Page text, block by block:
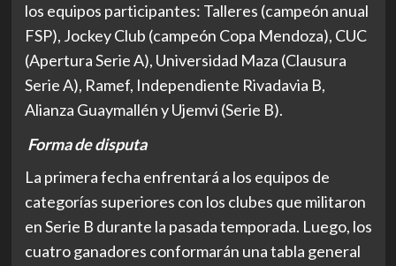
los equipos participantes: Talleres (campeón anual
FSP), Jockey Club (campeón Copa Mendoza), CUC
(Apertura Serie A), Universidad Maza (Clausura
Serie A), Ramef, Independiente Rivadavia B,
Alianza Guaymallén y Ujemvi (Serie B).
Forma de disputa
La primera fecha enfrentará a los equipos de
categorías superiores con los clubes que militaron
en Serie B durante la pasada temporada. Luego, los
cuatro ganadores conformarán una tabla general